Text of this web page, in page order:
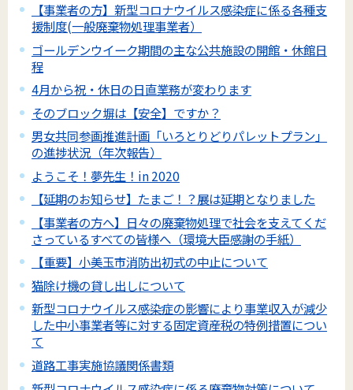
【事業者の方】新型コロナウイルス感染症に係る各種支
援制度(一般廃棄物処理事業者）
ゴールデンウイーク期間の主な公共施設の開館・休館日
程
4月から祝・休日の日直業務が変わります
そのブロック塀は【安全】ですか？
男女共同参画推進計画「いろとりどりパレットプラン」
の進捗状況（年次報告）
ようこそ！夢先生！in 2020
【延期のお知らせ】たまご！？展は延期となりました
【事業者の方へ】日々の廃棄物処理で社会を支えてくだ
さっているすべての皆様へ（環境大臣感謝の手紙）
【重要】小美玉市消防出初式の中止について
猫除け機の貸し出しについて
新型コロナウイルス感染症の影響により事業収入が減少
した中小事業者等に対する固定資産税の特例措置につい
て
道路工事実施協議関係書類